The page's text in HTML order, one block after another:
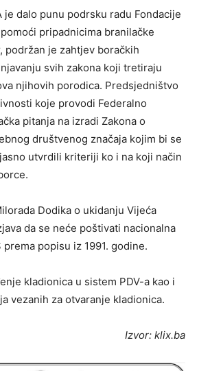
je dalo punu podrsku radu Fondacije
pripadnicima branilačke
podržan je zahtjev boračkih
svih zakona koji tretiraju
njihovih porodica. Predsjedništvo
koje provodi Federalno
pitanja na izradi Zakona o
društvenog značaja kojim bi se
utvrdili kriteriji ko i na koji način
Dodika o ukidanju Vijeća
da se neće poštivati nacionalna
popisu iz 1991. godine.
kladionica u sistem PDV-a kao i
vezanih za otvaranje kladionica.
Izvor: klix.ba